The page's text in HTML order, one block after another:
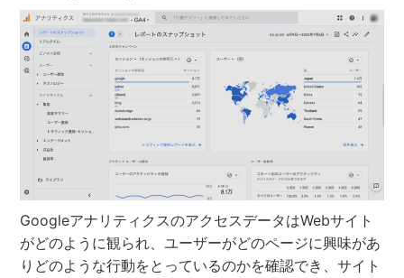
GoogleアナリティクスのアクセスデータはWebサイト
がどのように観られ、ユーザーがどのページに興味があ
りどのような行動をとっているのかを確認でき、サイト